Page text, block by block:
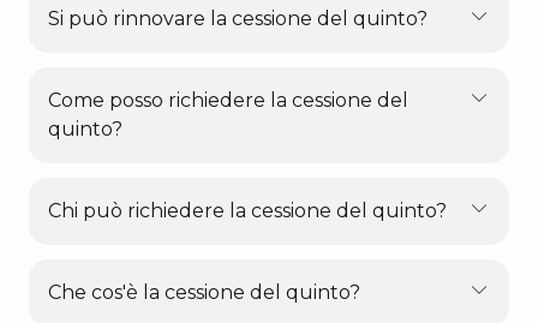
Si può rinnovare la cessione del quinto?
Come posso richiedere la cessione del
quinto?
Chi può richiedere la cessione del quinto?
Che cos'è la cessione del quinto?